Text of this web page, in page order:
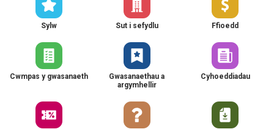
Sylw Sut i sefydlu Ffioedd
Cwmpas y gwasanaeth
Gwasanaethau a
argymhellir
Cyhoeddiadau